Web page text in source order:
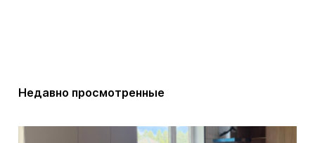
Недавно просмотренные